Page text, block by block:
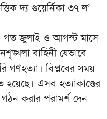
দ্য গুয়ের্নিকা ৩৭ ল’
গত জুলাই ও আগস্ট মাসে
বাহিনী যেভাবে
গণহত্যা। বিপ্লবের সময়
এসব হত্যাকাণ্ডের
গঠন করার পরামর্শ দেন